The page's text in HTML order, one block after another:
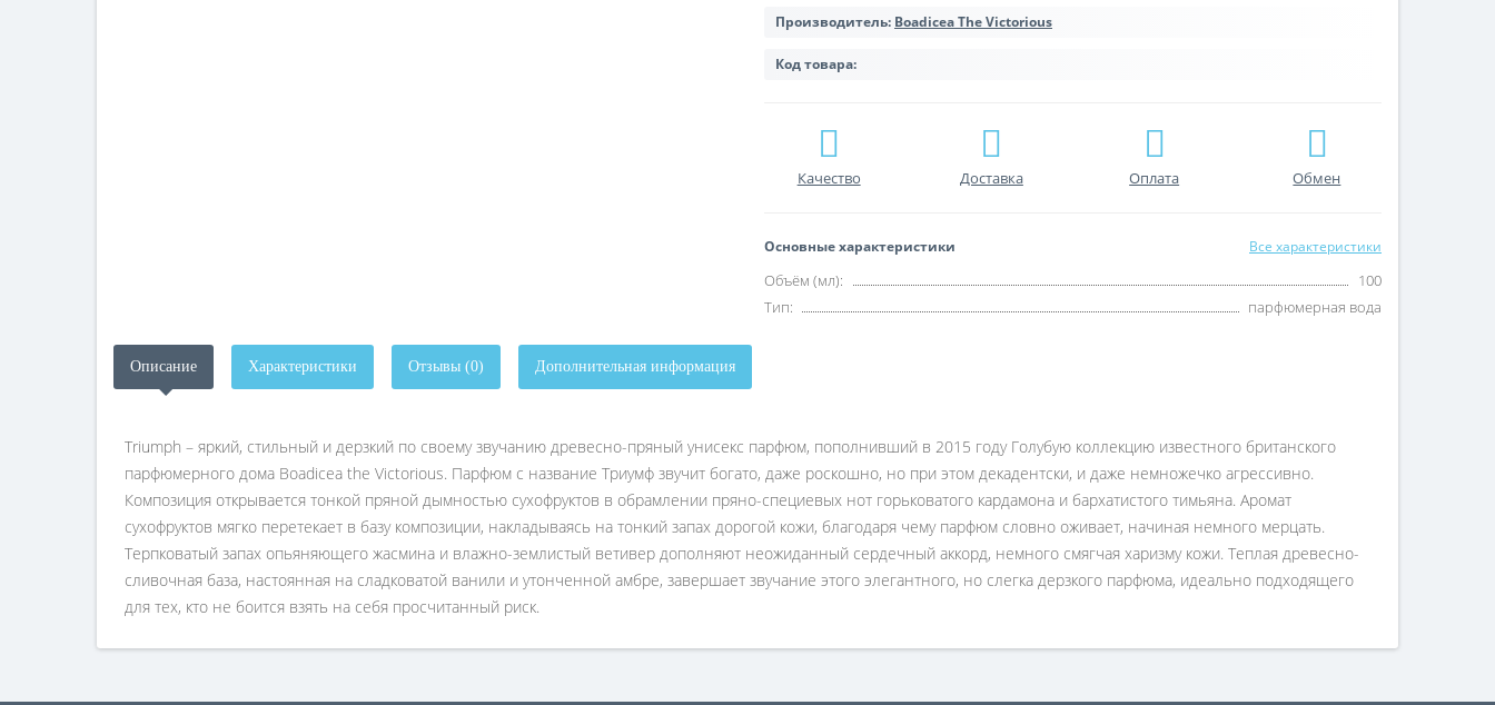
Производитель: Boadicea The Victorious
Код товара:
Качество Доставка Оплата Обмен
Основные характеристики Все характеристики
Объём (мл):
100
Тип:
парфюмерная вода
Описание Характеристики Отзывы (0) Дополнительная информация
Triumph – яркий, стильный и дерзкий по своему звучанию древесно-пряный унисекс парфюм, пополнивший в 2015 году Голубую коллекцию известного британского
парфюмерного дома Boadicea the Victorious. Парфюм с название Триумф звучит богато, даже роскошно, но при этом декадентски, и даже немножечко агрессивно.
Композиция открывается тонкой пряной дымностью сухофруктов в обрамлении пряно-специевых нот горьковатого кардамона и бархатистого тимьяна. Аромат
сухофруктов мягко перетекает в базу композиции, накладываясь на тонкий запах дорогой кожи, благодаря чему парфюм словно оживает, начиная немного мерцать.
Терпковатый запах опьяняющего жасмина и влажно-землистый ветивер дополняют неожиданный сердечный аккорд, немного смягчая харизму кожи. Теплая древесно-
сливочная база, настоянная на сладковатой ванили и утонченной амбре, завершает звучание этого элегантного, но слегка дерзкого парфюма, идеально подходящего
для тех, кто не боится взять на себя просчитанный риск.